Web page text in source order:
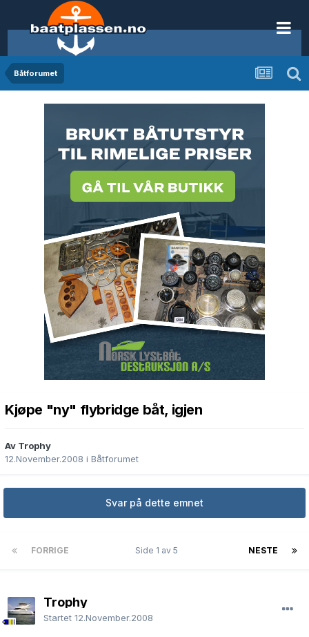
Båtforumet
Kjøpe "ny" flybridge båt, igjen
Av Trophy
12.November.2008 i Båtforumet
Svar på dette emnet
FORRIGE NESTE
Side 1 av 5
Trophy
Startet 12.November.2008